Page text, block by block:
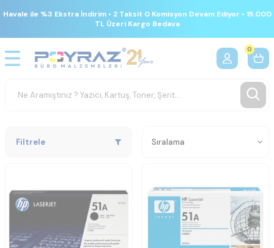
Havale ile %3 Ekstra İndirim • 2 Taksit 0 Komisyon Devam Ediyor • 15.000
TL Üzeri Kargo Bedava
0
Filtrele